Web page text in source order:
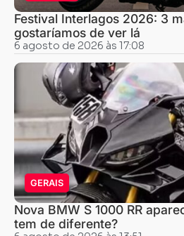
Festival Interlagos 2026: 3
gostaríamos de ver lá
6 agosto de 2026 às 17:08
GERAIS
Nova BMW S 1000 RR
tem de diferente?